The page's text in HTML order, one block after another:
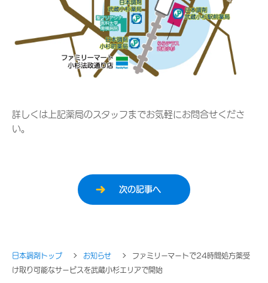
詳しくは上記薬局のスタッフまでお気軽にお問合せくださ
い。
次の記事へ
日本調剤トップ お知らせ
ファミリーマートで24時間処方薬受
け取り可能なサービスを武蔵小杉エリアで開始